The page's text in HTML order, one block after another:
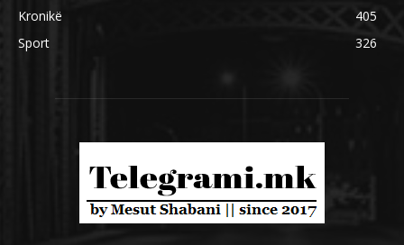
Kronikë
405
Sport
326